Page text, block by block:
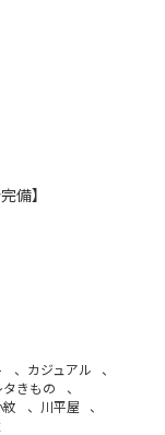
備】
、 カジュアル
、
タきもの
、
紋 、 川平屋
、